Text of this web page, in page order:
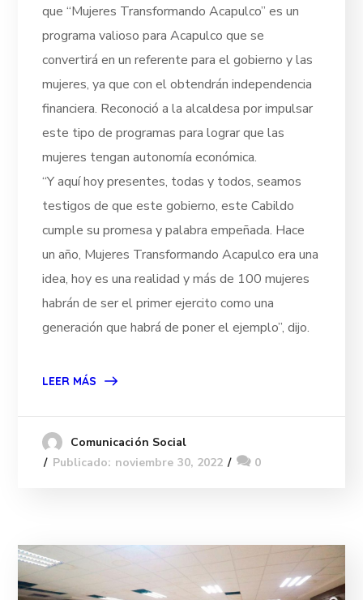
que “Mujeres Transformando Acapulco” es un
programa valioso para Acapulco que se
convertirá en un referente para el gobierno y las
mujeres, ya que con el obtendrán independencia
financiera. Reconoció a la alcaldesa por impulsar
este tipo de programas para lograr que las
mujeres tengan autonomía económica.
“Y aquí hoy presentes, todas y todos, seamos
testigos de que este gobierno, este Cabildo
cumple su promesa y palabra empeñada. Hace
un año, Mujeres Transformando Acapulco era una
idea, hoy es una realidad y más de 100 mujeres
habrán de ser el primer ejercito como una
generación que habrá de poner el ejemplo”, dijo.
LEER MÁS
Comunicación Social
Publicado: noviembre 30, 2022
0